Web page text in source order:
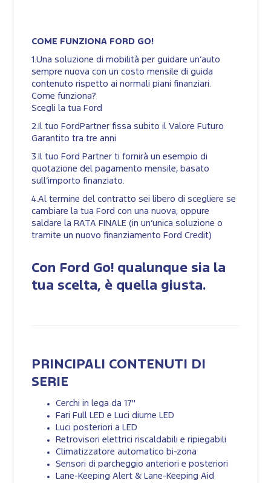
COME FUNZIONA FORD GO!
1.Una soluzione di mobilità per guidare un’auto
sempre nuova con un costo mensile di guida
contenuto rispetto ai normali piani finanziari.
Come funziona?
Scegli la tua Ford
2.Il tuo FordPartner fissa subito il Valore Futuro
Garantito tra tre anni
3.Il tuo Ford Partner ti fornirà un esempio di
quotazione del pagamento mensile, basato
sull’importo finanziato.
4.Al termine del contratto sei libero di scegliere se
cambiare la tua Ford con una nuova, oppure
saldare la RATA FINALE (in un’unica soluzione o
tramite un nuovo finanziamento Ford Credit)
Con Ford Go! qualunque sia la
tua scelta, è quella giusta.
PRINCIPALI CONTENUTI DI
SERIE
Cerchi in lega da 17"
Fari Full LED e Luci diurne LED
Luci posteriori a LED
Retrovisori elettrici riscaldabili e ripiegabili
Climatizzatore automatico bi-zona
Sensori di parcheggio anteriori e posteriori
Lane-Keeping Alert & Lane-Keeping Aid